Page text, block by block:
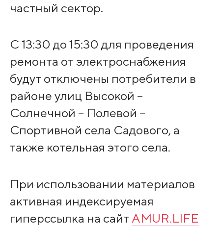
частный сектор.
С 13:30 до 15:30 для проведения
ремонта от электроснабжения
будут отключены потребители в
районе улиц Высокой –
Солнечной – Полевой –
Спортивной села Садового, а
также котельная этого села.
При использовании материалов
активная индексируемая
гиперссылка на сайт AMUR.LIFE